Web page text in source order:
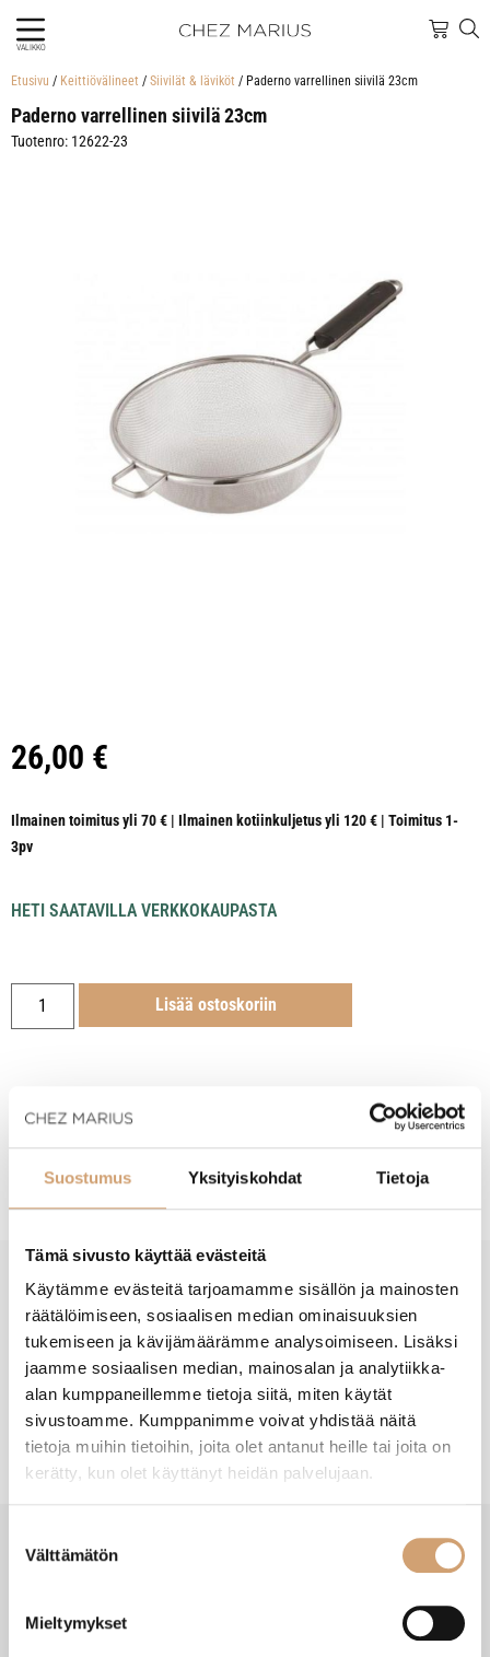
Suostumus Yksityiskohdat Tietoja
Tämä sivusto käyttää evästeitä
Käytämme evästeitä tarjoamamme sisällön ja mainosten
räätälöimiseen, sosiaalisen median ominaisuuksien
tukemiseen ja kävijämäärämme analysoimiseen. Lisäksi
jaamme sosiaalisen median, mainosalan ja analytiikka-
alan kumppaneillemme tietoja siitä, miten käytät
sivustoamme. Kumppanimme voivat yhdistää näitä
tietoja muihin tietoihin, joita olet antanut heille tai joita on
kerätty, kun olet käyttänyt heidän palvelujaan.
valinta
Välttämätön
Mieltymykset
VALIKKO
Etusivu / Keittiövälineet / Siivilät & läviköt / Paderno varrellinen siivilä 23cm
Paderno varrellinen siivilä 23cm
Tuotenro: 12622-23
26,00 €
Ilmainen toimitus yli 70 € | Ilmainen kotiinkuljetus yli 120 € | Toimitus 1-
3pv
HETI SAATAVILLA VERKKOKAUPASTA
Lisää ostoskoriin
- Tuotteesta ei ole vielä arvosteluja -
New content loaded